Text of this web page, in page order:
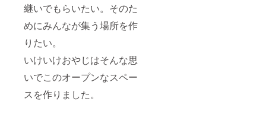
継いでもらいたい。そのた
めにみんなが集う場所を作
りたい。
いけいけおやじはそんな思
いでこのオープンなスペー
スを作りました。